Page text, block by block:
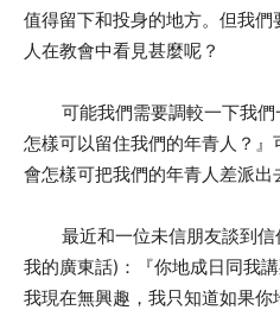
值得留下和投身的地方。但我
人在教會中看見甚麼呢？
可能我們需要調較一下我們
怎樣可以留住我們的年青人？
會怎樣可把我們的年青人差派出
最近和一位未信朋友談到信
我的廣東話)：『你地成日同我
我現在無興趣，我只知道如果